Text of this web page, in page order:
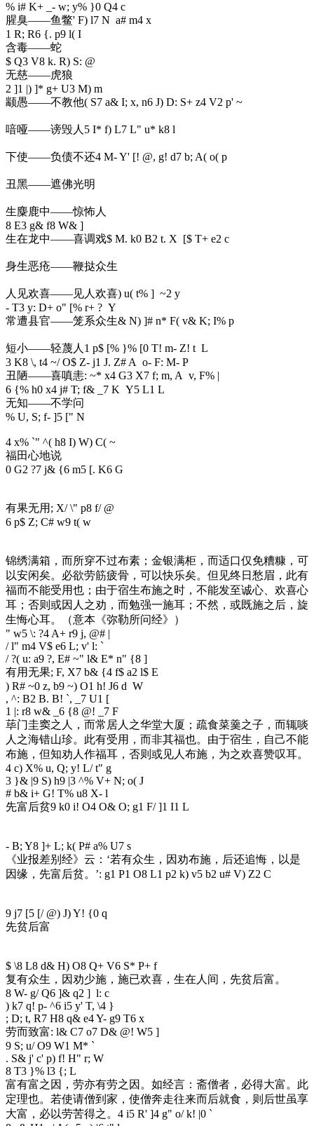
% i# K+ _- w; y% }0 Q4 c
腥臭——鱼鳖' F) l7 N a# m4 x
1 R; R6 {. p9 l( I
含毒——蛇
$ Q3 V8 k. R) S: @
无慈——虎狼
2 ]1 |) ]* g+ U3 M) m
颛愚——不教他( S7 a& I; x, n6 J) D: S+ z4 V2 p' ~
喑哑——谤毁人 5 I* f) L7 L" u* k8 l
下使——负债不还4 M- Y' [! @, g! d7 b; A( o( p
丑黑——遮佛光明
生麋鹿中——惊怖人
8 E3 g& f8 W& ]
生在龙中——喜调戏$ M. k0 B2 t. X [$ T+ e2 c
身生恶疮——鞭挞众生
人见欢喜——见人欢喜) u( t% ] ~2 y
- T3 y: D+ o" [% r+ ? Y
常遭县官——笼系众生& N) ]# n* F( v& K; I% p
短小——轻蔑人 1 p$ [% }% [0 T! m- Z! t L
3 K8 \, t4 ~/ O$ Z- j1 J. Z# A o- F: M- P
丑陋——喜嗔恚: ~* x4 G3 X7 f; m, A v, F% |
6 {% h0 x4 j# T; f& _7 K Y5 L1 L
无知——不学问
% U, S; f- ]5 [" N
4 x% `" ^( h8 I) W) C( ~
福田心地说
0 G2 ?7 j& {6 m5 [. K6 G
有果无用 ; X/ \" p8 f/ @
6 p$ Z; C# w9 t( w
锦绣满箱，而所穿不过布素；金银满柜，而适口仅免糟糠，可
以安闲矣。必欲劳筋疲骨，可以快乐矣。但见终日愁眉，此有
福而不能受用也；由于宿生布施之时，不能发至诚心、欢喜心
耳；否则或因人之劝，而勉强一施耳；不然，或既施之后，旋
生悔心耳。（意本《弥勒所问经》）
" w5 \: ?4 A+ r9 j, @# |
/ l" m4 V$ e6 L; v' l: `
/ ?( u: a9 ?, E# ~" l& E* n" {8 ]
有用无果; F, X7 b& {4 f$ a2 l$ E
) R# ~0 z, b9 ~) O1 h! J6 d W
, ^: B2 B. B! `, _7 U1 [
1 |: r8 w& _6 {8 @! _7 F
荜门圭窦之人，而常居人之华堂大厦；疏食菜羹之子，而辄啖
人之海错山珍。此有受用，而非其福也。由于宿生，自己不能
布施，但知劝人作福耳，否则或见人布施，为之欢喜赞叹耳。
4 c) X% u, Q; y! L/ t" g
3 }& |9 S) h9 |3 ^% V+ N; o( J
# b& i+ G! T% u8 X- l
先富后贫9 k0 i! O4 O& O; g1 F/ ]1 I1 L
- B; Y8 ]+ L; k( P# a% U7 s
《业报差别经》云：‘若有众生，因劝布施，后还追悔，以是
因缘，先富后贫。’: g1 P1 O8 L1 p2 k) v5 b2 u# V) Z2 C
9 j7 [5 [/ @) J) Y! {0 q
先贫后富
$ \8 L8 d& H) O8 Q+ V6 S* P+ f
复有众生，因劝少施，施已欢喜，生在人间，先贫后富。
8 W- g/ Q6 ]& q2 ] l: c
) k7 q! p- ^6 i5 y' T, \4 }
; D; t, R7 H8 q& e4 Y- g9 T6 x
劳而致富: l& C7 o7 D& @! W5 ]
9 S; u/ O9 W1 M* `
. S& j' c' p) f! H" r; W
8 T3 }% l3 {; L
富有富之因，劳亦有劳之因。如经言：斋僧者，必得大富。此
定理也。若使请僧到家，使僧奔走往来而后就食，则后世虽享
大富，必以劳苦得之。 4 i5 R' ]4 g" o/ k! |0 `